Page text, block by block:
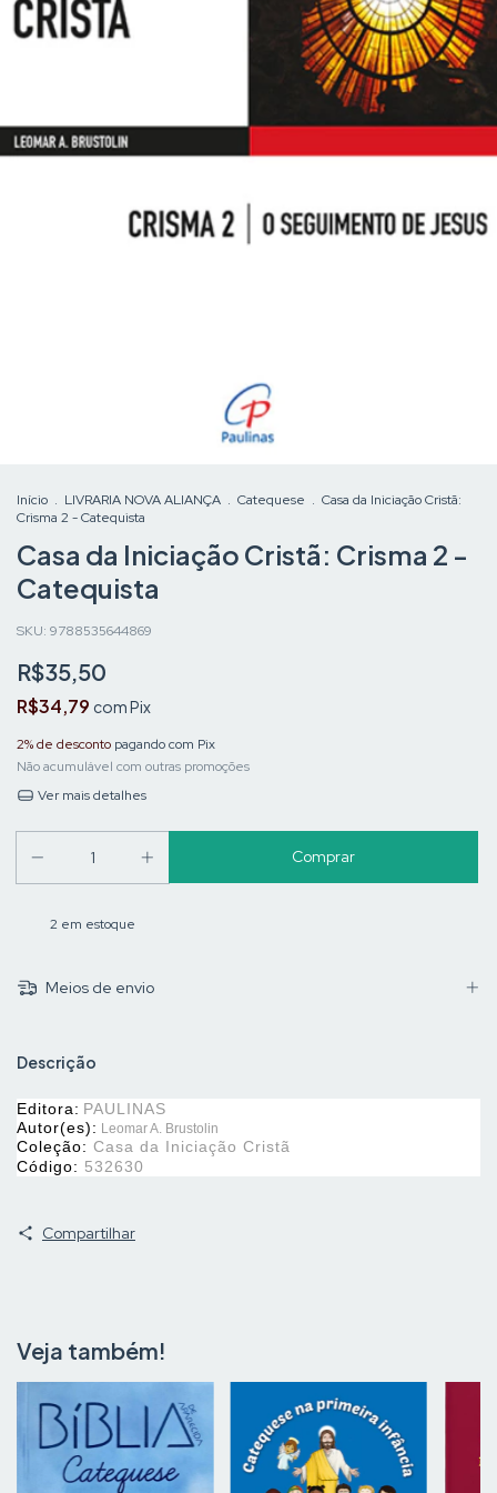
Início . LIVRARIA NOVA ALIANÇA . Catequese . Casa da Iniciação Cristã:
Crisma 2 - Catequista
Casa da Iniciação Cristã: Crisma 2 -
Catequista
SKU: 9788535644869
R$35,50
R$34,79 comPix
2% de desconto pagando com Pix
Não acumulável com outras promoções
Ver mais detalhes
2 em estoque
Meios de envio
Descrição
Editora: PAULINAS
Autor(es): Leomar A. Brustolin
Coleção: Casa da Iniciação Cristã
Código: 532630
Compartilhar
Veja também!